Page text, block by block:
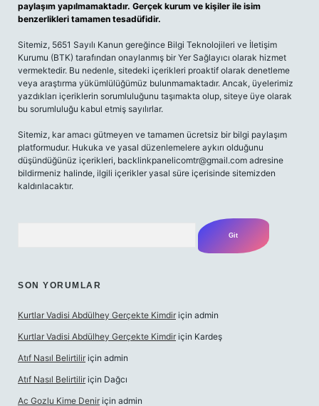
paylaşım yapılmamaktadır. Gerçek kurum ve kişiler ile isim
benzerlikleri tamamen tesadüfidir.
Sitemiz, 5651 Sayılı Kanun gereğince Bilgi Teknolojileri ve İletişim
Kurumu (BTK) tarafından onaylanmış bir Yer Sağlayıcı olarak hizmet
vermektedir. Bu nedenle, sitedeki içerikleri proaktif olarak denetleme
veya araştırma yükümlülüğümüz bulunmamaktadır. Ancak, üyelerimiz
yazdıkları içeriklerin sorumluluğunu taşımakta olup, siteye üye olarak
bu sorumluluğu kabul etmiş sayılırlar.
Sitemiz, kar amacı gütmeyen ve tamamen ücretsiz bir bilgi paylaşım
platformudur. Hukuka ve yasal düzenlemelere aykırı olduğunu
düşündüğünüz içerikleri, backlinkpanelicomtr@gmail.com adresine
bildirmeniz halinde, ilgili içerikler yasal süre içerisinde sitemizden
kaldırılacaktır.
SON YORUMLAR
Kurtlar Vadisi Abdülhey Gerçekte Kimdir için admin
Kurtlar Vadisi Abdülhey Gerçekte Kimdir için Kardeş
Atıf Nasıl Belirtilir için admin
Atıf Nasıl Belirtilir için Dağcı
Ac Gozlu Kime Denir için admin